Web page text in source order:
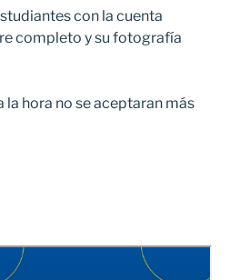
con la cuenta
completo y su fotografía
la hora no se aceptaran más